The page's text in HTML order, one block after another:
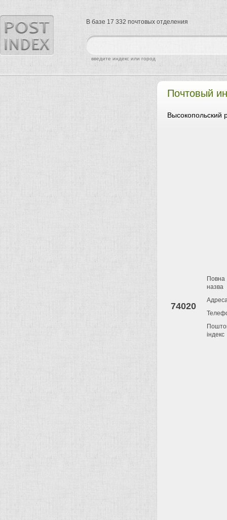
Почтовый
Высокопольский
74020
Повна
назва
індекс
найти
введите индекс или город
В базе 17 332 почтовых отделения